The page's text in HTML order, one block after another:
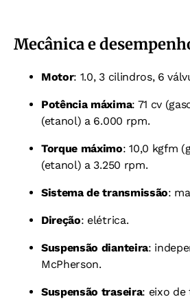
Mecânica e
Motor: 1.0, 3 cilindros, 6
Potência máxima: 71 cv
(etanol) a 6.000 rpm.
Torque máximo: 10,0 kgfm
(etanol) a 3.250 rpm.
Sistema de transmissão:
Direção: elétrica.
Suspensão dianteira:
McPherson.
Suspensão traseira: eixo de